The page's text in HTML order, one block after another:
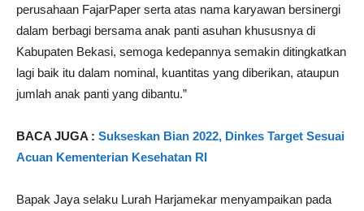
perusahaan FajarPaper serta atas nama karyawan bersinergi
dalam berbagi bersama anak panti asuhan khususnya di
Kabupaten Bekasi, semoga kedepannya semakin ditingkatkan
lagi baik itu dalam nominal, kuantitas yang diberikan, ataupun
jumlah anak panti yang dibantu.”
BACA JUGA : Sukseskan Bian 2022, Dinkes Target Sesuai
Acuan Kementerian Kesehatan RI
Bapak Jaya selaku Lurah Harjamekar menyampaikan pada